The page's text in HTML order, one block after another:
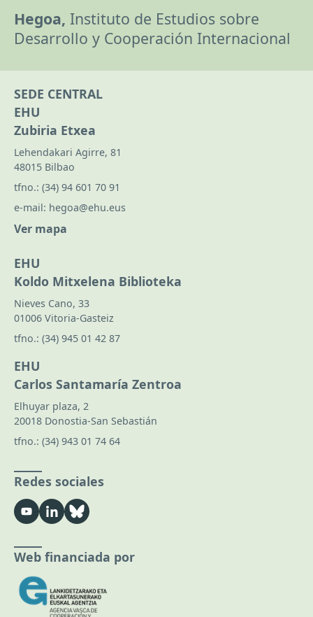
Hegoa, Instituto de Estudios sobre
Desarrollo y Cooperación Internacional
SEDE CENTRAL
EHU
Zubiria Etxea
Lehendakari Agirre, 81
48015 Bilbao
tfno.: (34) 94 601 70 91
e-mail: hegoa@ehu.eus
Ver mapa
EHU
Koldo Mitxelena Biblioteka
Nieves Cano, 33
01006 Vitoria-Gasteiz
tfno.: (34) 945 01 42 87
EHU
Carlos Santamaría Zentroa
Elhuyar plaza, 2
20018 Donostia-San Sebastián
tfno.: (34) 943 01 74 64
Redes sociales
Web financiada por